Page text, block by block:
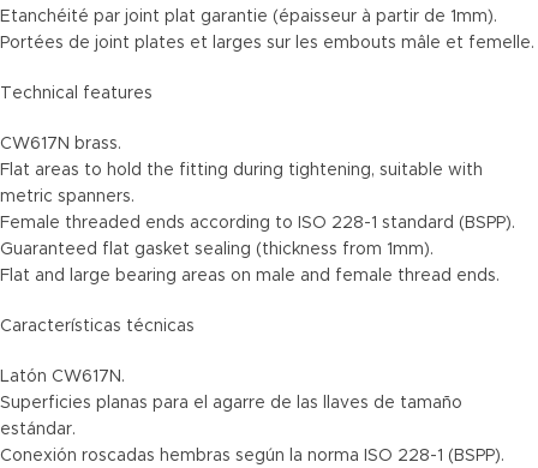
Etanchéité par joint plat garantie (épaisseur à partir de 1mm).
Portées de joint plates et larges sur les embouts mâle et femelle.
Technical features
CW617N brass.
Flat areas to hold the fitting during tightening, suitable with
metric spanners.
Female threaded ends according to ISO 228-1 standard (BSPP).
Guaranteed flat gasket sealing (thickness from 1mm).
Flat and large bearing areas on male and female thread ends.
Características técnicas
Latón CW617N.
Superficies planas para el agarre de las llaves de tamaño
estándar.
Conexión roscadas hembras según la norma ISO 228-1 (BSPP).